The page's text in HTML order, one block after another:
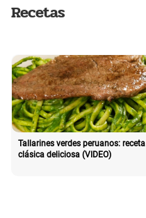
Recetas
Tallarines verdes peruanos: receta
clásica deliciosa (VIDEO)